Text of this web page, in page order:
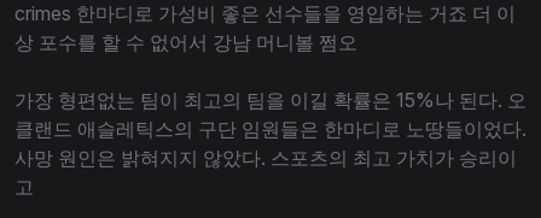
crimes 한마디로 가성비 좋은 선수들을 영입하는 거죠 더 이
상 포수를 할 수 없어서 강남 머니볼 쩜오
가장 형편없는 팀이 최고의 팀을 이길 확률은 15%나 된다. 오
클랜드 애슬레틱스의 구단 임원들은 한마디로 노땅들이었다.
사망 원인은 밝혀지지 않았다. 스포츠의 최고 가치가 승리이
고